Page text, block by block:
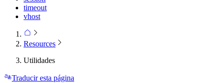
timeout
vhost
Resources
Utilidades
Traducir esta página